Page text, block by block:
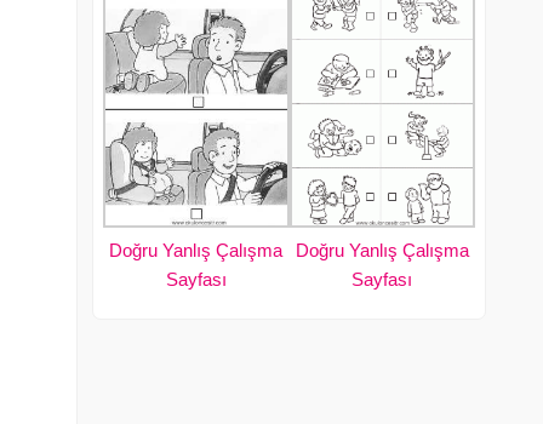
Doğru Yanlış Çalışma
Sayfası
Doğru Yanlış Çalışma
Sayfası